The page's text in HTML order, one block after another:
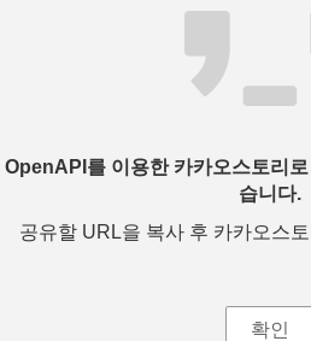
OpenAPI를 이용한 카카오스토리
습니다.
공유할 URL을 복사 후 카카오스
확인